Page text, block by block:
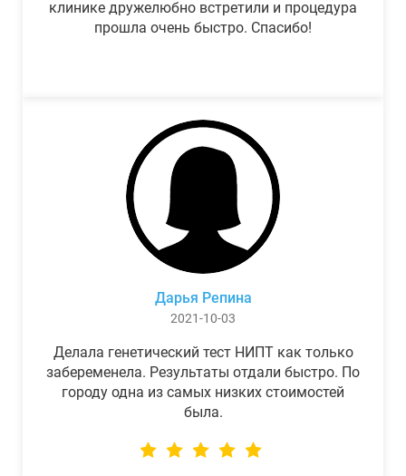
клинике дружелюбно встретили и процедура
прошла очень быстро. Спасибо!
Дарья Репина
2021-10-03
Делала генетический тест НИПТ как только
забеременела. Результаты отдали быстро. По
городу одна из самых низких стоимостей
была.